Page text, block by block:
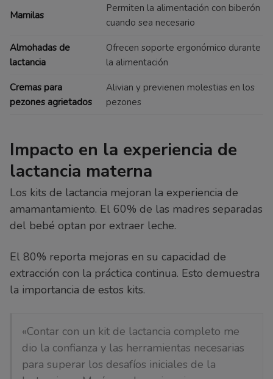
Mamilas
Permiten la alimentación con biberón
cuando sea necesario
Almohadas de
lactancia
Ofrecen soporte ergonómico durante
la alimentación
Cremas para
pezones agrietados
Alivian y previenen molestias en los
pezones
Impacto en la experiencia de
lactancia materna
Los kits de lactancia mejoran la experiencia de
amamantamiento. El 60% de las madres separadas
del bebé optan por extraer leche.
El 80% reporta mejoras en su capacidad de
extracción con la práctica continua. Esto demuestra
la importancia de estos kits.
«Contar con un kit de lactancia completo me
dio la confianza y las herramientas necesarias
para superar los desafíos iniciales de la